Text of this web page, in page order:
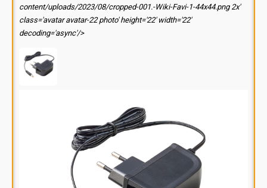
content/uploads/2023/08/cropped-001.-Wiki-Favi-1-44x44.png 2x'
class='avatar avatar-22 photo' height='22' width='22'
decoding='async'/>